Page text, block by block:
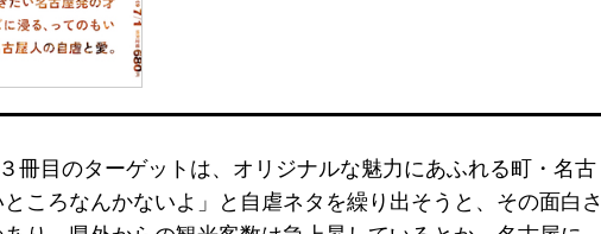
冊目のターゲットは、オリジナルな魅力にあふれる町・名古
ころなんかないよ」と自虐ネタを繰り出そうと、その面白さ